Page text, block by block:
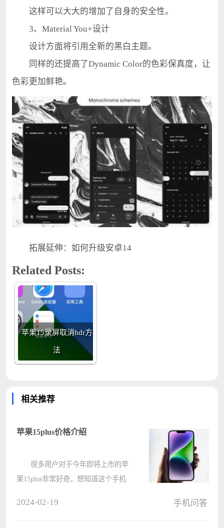
这样可以大大的增加了自身的安全性。
3、Material You+设计
设计方面将引用全新的黑白主题。
同样的还提高了Dynamic Color的色彩保真度，让
色彩更加鲜艳。
拓展延伸：如何升级安卓14
Related Posts:
苹果15录屏取消hdr方
法
相关推荐
苹果15plus价格介绍
很多用户对于今年即将上市的苹
果15plus非常好奇，想知道这个手机
2024-02-19 手机问答